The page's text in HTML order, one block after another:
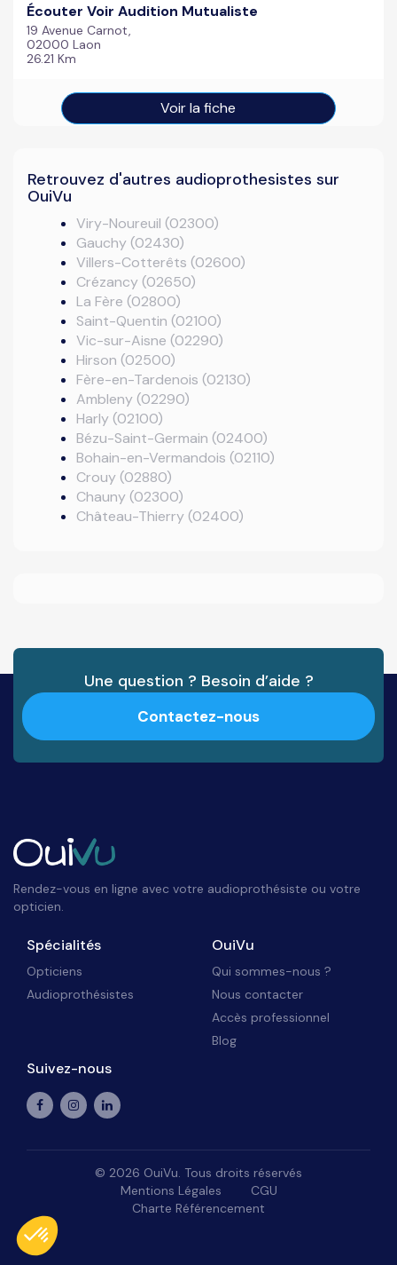
Écouter Voir Audition Mutualiste
19 Avenue Carnot,
02000 Laon
26.21 Km
Voir la fiche
Retrouvez d'autres audioprothesistes sur
OuiVu
Viry-Noureuil (02300)
Gauchy (02430)
Villers-Cotterêts (02600)
Crézancy (02650)
La Fère (02800)
Saint-Quentin (02100)
Vic-sur-Aisne (02290)
Hirson (02500)
Fère-en-Tardenois (02130)
Ambleny (02290)
Harly (02100)
Bézu-Saint-Germain (02400)
Bohain-en-Vermandois (02110)
Crouy (02880)
Chauny (02300)
Château-Thierry (02400)
Une question ? Besoin d’aide ?
Contactez-nous
Rendez-vous en ligne avec votre audioprothésiste ou votre
opticien.
Spécialités
Opticiens
Audioprothésistes
OuiVu
Qui sommes-nous ?
Nous contacter
Accès professionnel
Blog
Suivez-nous
© 2026 OuiVu. Tous droits réservés
Mentions Légales
CGU
Charte Référencement